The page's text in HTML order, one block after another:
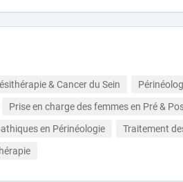
& Cancer du Sein
Prise en charge des femmes en Pré &
en Périnéologie
Traitement